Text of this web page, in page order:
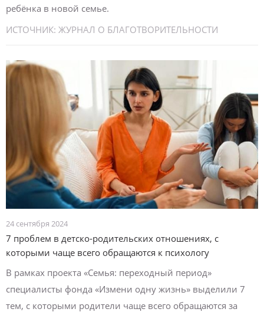
ребёнка в новой семье.
ИСТОЧНИК: ЖУРНАЛ О БЛАГОТВОРИТЕЛЬНОСТИ
24 сентября 2024
7 проблем в детско-родительских отношениях, с
которыми чаще всего обращаются к психологу
В рамках проекта «Семья: переходный период»
специалисты фонда «Измени одну жизнь» выделили 7
тем, с которыми родители чаще всего обращаются за